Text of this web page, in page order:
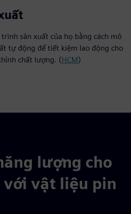
sản xuất của họ bằng cách mô
tự động để tiết kiệm lao động cho
chất lượng. (HCM)
lượng cho
với vật liệu pin